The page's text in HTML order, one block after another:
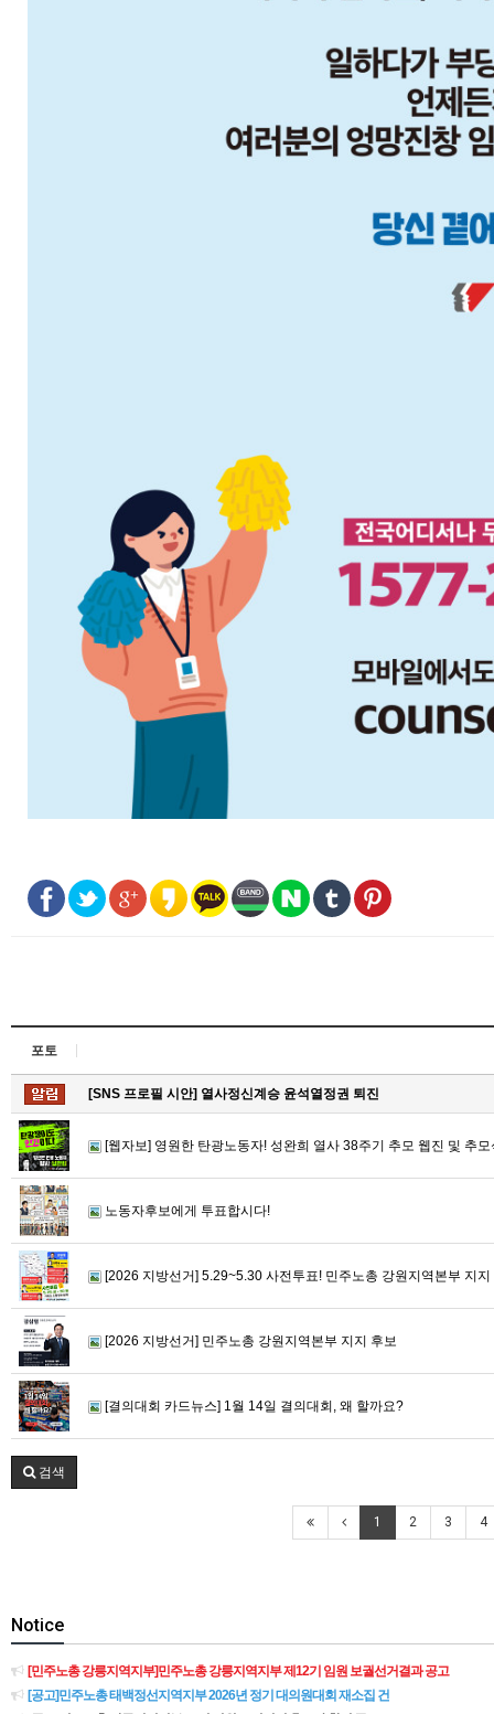
포토
[SNS 프로필 시안] 열사정신계승 윤석열정권 퇴진
[웹자보] 영원한 탄광노동자! 성완희 열사 38주기 추모 웹진 및 추
노동자후보에게 투표합시다!
[2026 지방선거] 5.29~5.30 사전투표! 민주노총 강원지역본부 지
[2026 지방선거] 민주노총 강원지역본부 지지 후보
[결의대회 카드뉴스] 1월 14일 결의대회, 왜 할까요?
검색
1 2 3 4
Notice
[민주노총 강릉지역지부]민주노총 강릉지역지부 제12기 임원 보궐선거결과 공고
[공고]민주노총 태백정선지역지부 2026년 정기 대의원대회 재소집 건